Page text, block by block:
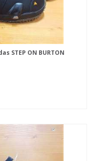
STEP ON BURTON